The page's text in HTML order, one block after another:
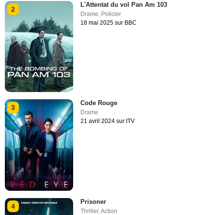
2
L'Attentat du vol Pan Am 103
Drame, Policier
18 mai 2025 sur BBC
3
Code Rouge
Drame
21 avril 2024 sur ITV
4
Prisoner
Thriller,Action